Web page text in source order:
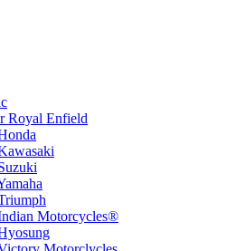
Royal Enfield
Motorcycles®